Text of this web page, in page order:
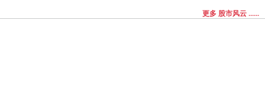
更多 股市风云 ......